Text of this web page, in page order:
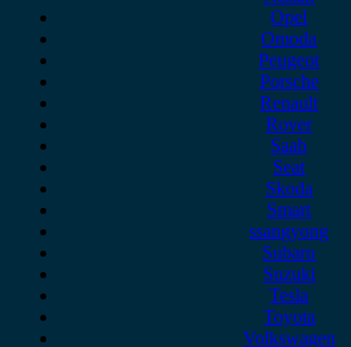
Opel
Omoda
Peugeot
Porsche
Renault
Rover
Saab
Seat
Skoda
Smart
ssangyong
Subaru
Suzuki
Tesla
Toyota
Volkswagen